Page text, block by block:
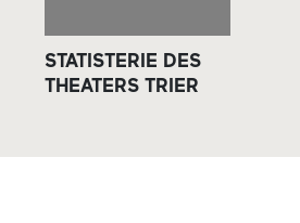
STATISTERIE DES
THEATERS TRIER